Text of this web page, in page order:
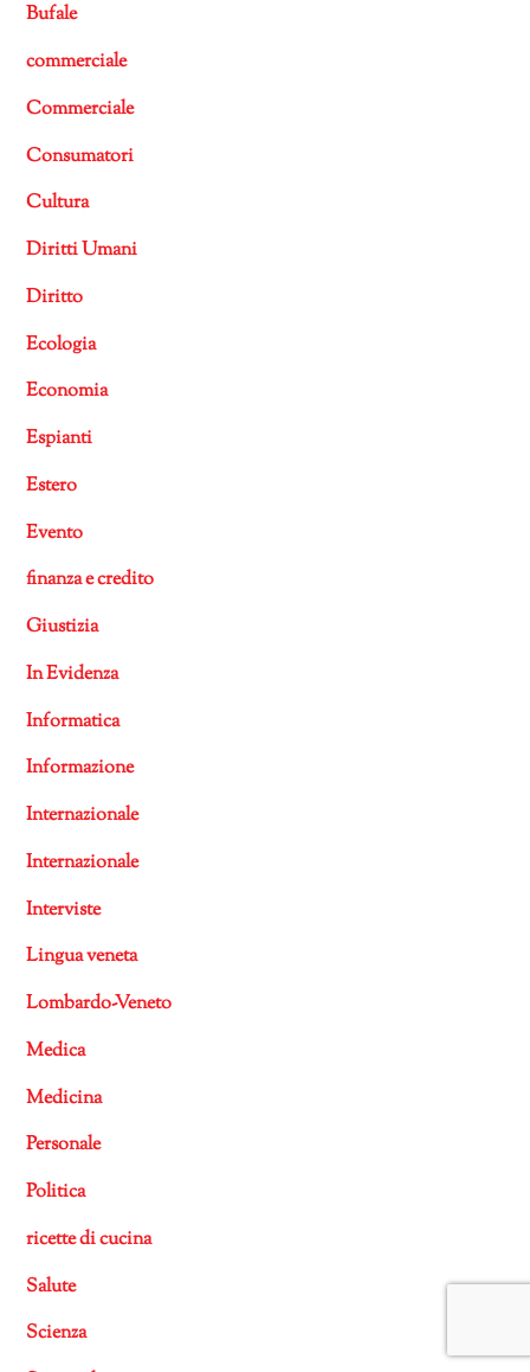
Bufale
commerciale
Commerciale
Consumatori
Cultura
Diritti Umani
Diritto
Ecologia
Economia
Espianti
Estero
Evento
finanza e credito
Giustizia
In Evidenza
Informatica
Informazione
Internazionale
Internazionale
Interviste
Lingua veneta
Lombardo-Veneto
Medica
Medicina
Personale
Politica
ricette di cucina
Salute
Scienza